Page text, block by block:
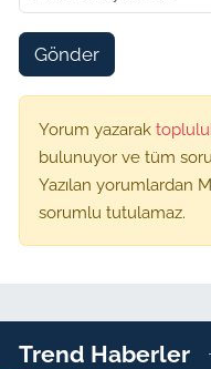
Gönder
Yorum yazarak
bulunuyor ve tüm
Yazılan yorumlardan
sorumlu tutulamaz.
Trend Haberler